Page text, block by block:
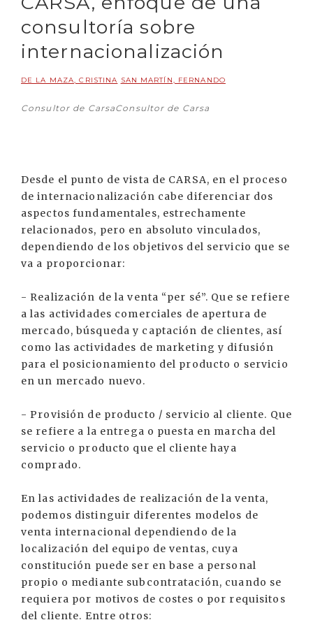
consultoría sobre
internacionalización
DE LA MAZA, CRISTINA SAN MARTÍN, FERNANDO
Consultor de CarsaConsultor de Carsa
Desde el punto de vista de CARSA, en el proceso
de internacionalización cabe diferenciar dos
aspectos fundamentales, estrechamente
relacionados, pero en absoluto vinculados,
dependiendo de los objetivos del servicio que se
va a proporcionar:
- Realización de la venta “per sé”. Que se refiere
a las actividades comerciales de apertura de
mercado, búsqueda y captación de clientes, así
como las actividades de marketing y difusión
para el posicionamiento del producto o servicio
en un mercado nuevo.
- Provisión de producto / servicio al cliente. Que
se refiere a la entrega o puesta en marcha del
servicio o producto que el cliente haya
comprado.
En las actividades de realización de la venta,
podemos distinguir diferentes modelos de
venta internacional dependiendo de la
localización del equipo de ventas, cuya
constitución puede ser en base a personal
propio o mediante subcontratación, cuando se
requiera por motivos de costes o por requisitos
del cliente. Entre otros: